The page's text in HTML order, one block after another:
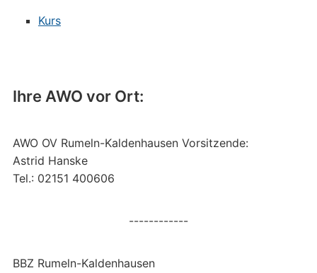
Ihre AWO vor Ort:
AWO OV Rumeln-Kaldenhausen Vorsitzende:
Astrid Hanske
Tel.: 02151 400606
------------
BBZ Rumeln-Kaldenhausen
Kurs